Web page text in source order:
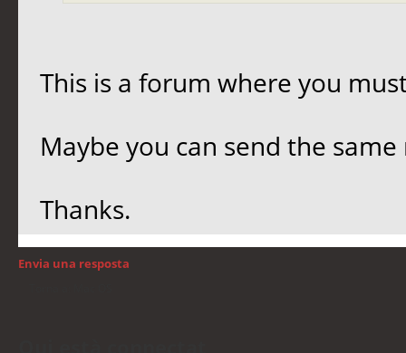
This is a forum where you
Maybe you can send the
Thanks.
Envia una resposta